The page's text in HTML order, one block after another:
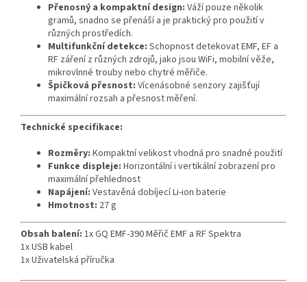
Přenosný a kompaktní design: Váží pouze několik
gramů, snadno se přenáší a je praktický pro použití v
různých prostředích.
Multifunkční detekce: Schopnost detekovat EMF, EF a
RF záření z různých zdrojů, jako jsou WiFi, mobilní věže,
mikrovlnné trouby nebo chytré měřiče.
Špičková přesnost: Vícenásobné senzory zajišťují
maximální rozsah a přesnost měření.
Technické specifikace:
Rozměry: Kompaktní velikost vhodná pro snadné použití
Funkce displeje: Horizontální i vertikální zobrazení pro
maximální přehlednost
Napájení: Vestavěná dobíjecí Li-ion baterie
Hmotnost: 27 g
Obsah balení: 1x GQ EMF-390 Měřič EMF a RF Spektra
1x USB kabel
1x Uživatelská příručka